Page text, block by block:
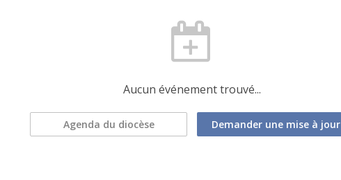
Aucun événement trouvé...
Agenda du diocèse Demander une mise à jour